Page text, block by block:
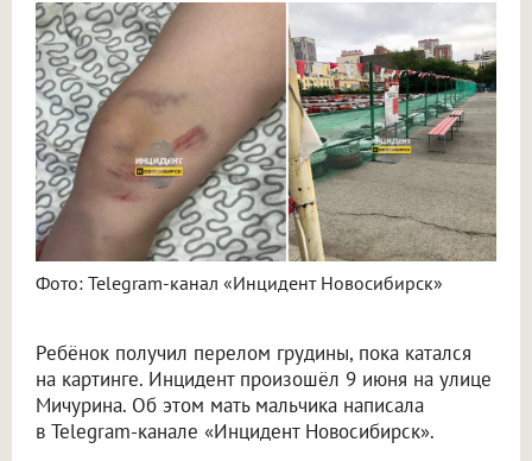
Фото: Telegram-канал «Инцидент Новосибирск»
Ребёнок получил перелом грудины, пока катался
на картинге. Инцидент произошёл 9 июня на улице
Мичурина. Об этом мать мальчика написала
в Telegram-канале «Инцидент Новосибирск».